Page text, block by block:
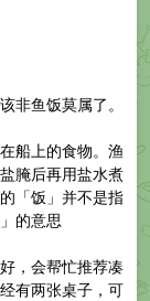
非鱼饭莫属了。
船上的食物。渔
腌后再用盐水煮
「饭」并不是指
的意思
，会帮忙推荐凑
有两张桌子，可